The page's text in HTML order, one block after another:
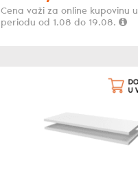
Cena važi za online kupovinu u
periodu od 1.08 do 19.08.